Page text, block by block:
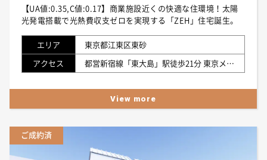
【UA値:0.35,C値:0.17】商業施設近くの快適な住環境！太陽
光発電搭載で光熱費収支ゼロを実現する「ZEH」住宅誕生。
エリア
東京都江東区東砂
アクセス
都営新宿線「東大島」駅徒歩21分 東京メトロ東西線「南砂町」駅徒歩25分 JR総武線「亀戸」駅自転車15分
View more
ご成約済